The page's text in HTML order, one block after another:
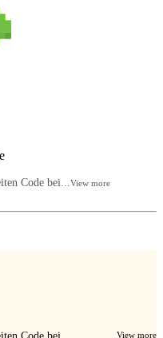
Code bei... View more
View more